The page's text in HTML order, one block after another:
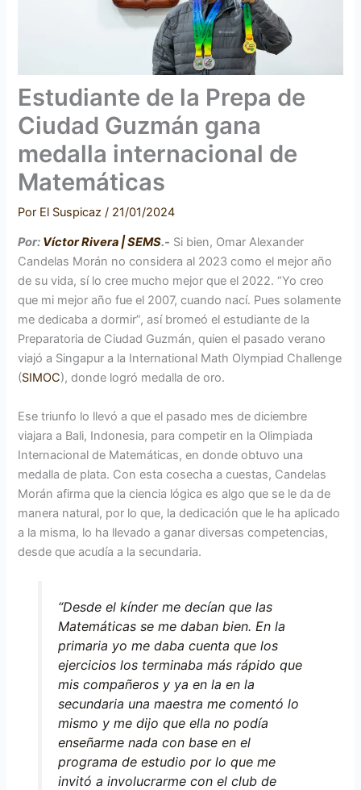
Estudiante de la Prepa de
Ciudad Guzmán gana
medalla internacional de
Matemáticas
Por El Suspicaz/ 21/01/2024
Por: Víctor Rivera | SEMS.- Si bien, Omar Alexander
Candelas Morán no considera al 2023 como el mejor año
de su vida, sí lo cree mucho mejor que el 2022. “Yo creo
que mi mejor año fue el 2007, cuando nací. Pues solamente
me dedicaba a dormir”, así bromeó el estudiante de la
Preparatoria de Ciudad Guzmán, quien el pasado verano
viajó a Singapur a la International Math Olympiad Challenge
(SIMOC), donde logró medalla de oro.
Ese triunfo lo llevó a que el pasado mes de diciembre
viajara a Bali, Indonesia, para competir en la Olimpiada
Internacional de Matemáticas, en donde obtuvo una
medalla de plata. Con esta cosecha a cuestas, Candelas
Morán afirma que la ciencia lógica es algo que se le da de
manera natural, por lo que, la dedicación que le ha aplicado
a la misma, lo ha llevado a ganar diversas competencias,
desde que acudía a la secundaria.
“Desde el kínder me decían que las
Matemáticas se me daban bien. En la
primaria yo me daba cuenta que los
ejercicios los terminaba más rápido que
mis compañeros y ya en la en la
secundaria una maestra me comentó lo
mismo y me dijo que ella no podía
enseñarme nada con base en el
programa de estudio por lo que me
invitó a involucrarme con el club de